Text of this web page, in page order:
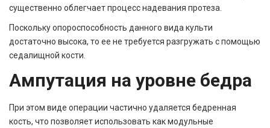
существенно облегчает процесс надевания протеза.
Поскольку опороспособность данного вида культи
достаточно высока, то ее не требуется разгружать с помощью
седалищной кости.
Ампутация на уровне бедра
При этом виде операции частично удаляется бедренная
кость, что позволяет использовать как модульные